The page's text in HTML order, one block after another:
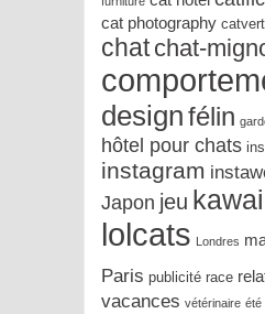
cat photography
chat chat-
designfélin
hôtel pour chats
instagram
Japon jeu kawai
lolcats Londres
Paris publicité race
vacances vétérinaire été